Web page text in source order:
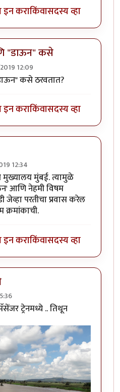
इन कराकिंवासदस्य व्हा
"डाऊन" कसे
12:09
कसे ठरवतात?
इन कराकिंवासदस्य व्हा
12:34
मुख्यालय मुंबई. त्यामुळे
आणि नेहमी विषम
जेव्हा परतीचा प्रवास करेल
इन कराकिंवासदस्य व्हा
ट्रेनमध्ये .. तिथून